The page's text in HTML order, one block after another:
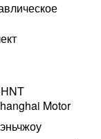
Motor